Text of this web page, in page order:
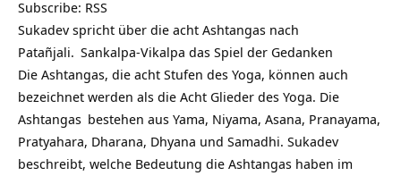
Subscribe: RSS
Sukadev spricht über die acht Ashtangas nach
Patañjali. Sankalpa-Vikalpa das Spiel der Gedanken
Die Ashtangas, die acht Stufen des Yoga, können auch
bezeichnet werden als die Acht Glieder des Yoga. Die
Ashtangas bestehen aus Yama, Niyama, Asana, Pranayama,
Pratyahara, Dharana, Dhyana und Samadhi. Sukadev
beschreibt, welche Bedeutung die Ashtangas haben im